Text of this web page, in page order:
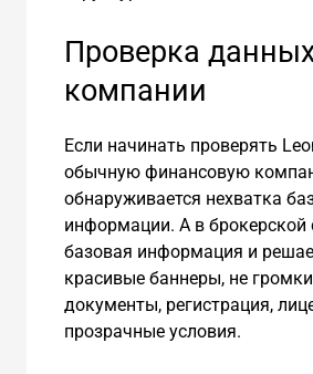
Проверка
компании
Если начинать проверять
обычную финансовую
обнаруживается нехватка
информации. А в брокерской
базовая информация и
красивые баннеры, не
документы, регистрация,
прозрачные условия.